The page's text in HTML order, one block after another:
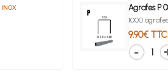
INOX Agrafes P
1000
9.90€ TTC
1